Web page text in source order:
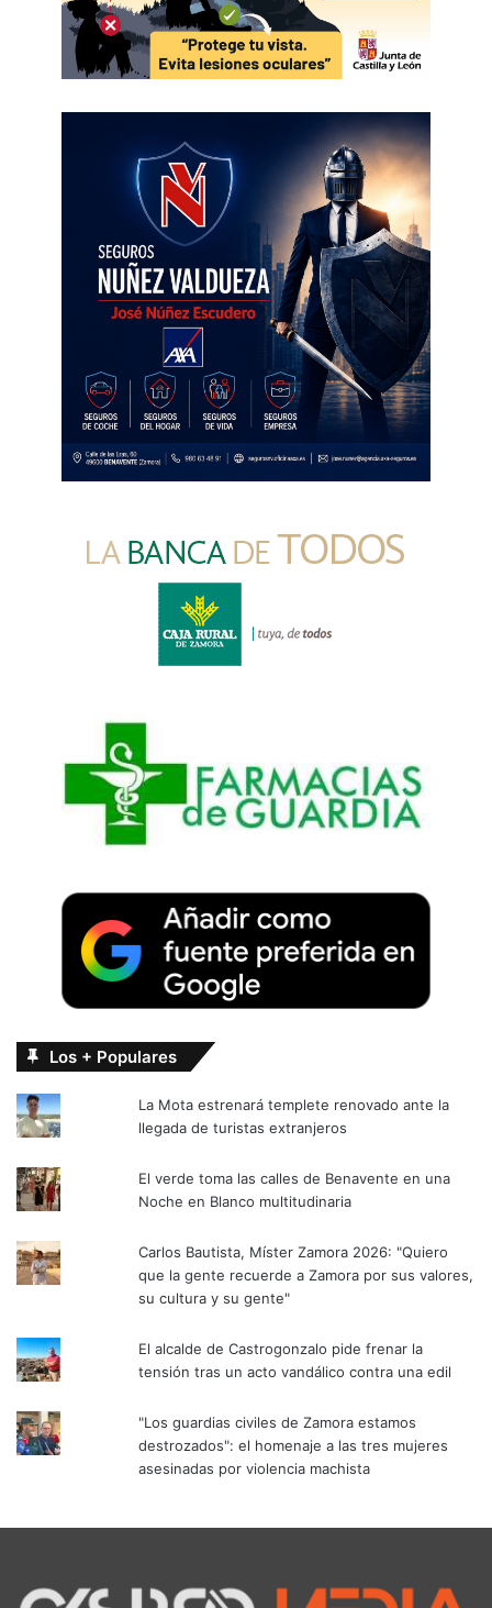
Los + Populares
La Mota estrenará templete renovado ante la
llegada de turistas extranjeros
El verde toma las calles de Benavente en una
Noche en Blanco multitudinaria
Carlos Bautista, Míster Zamora 2026: "Quiero
que la gente recuerde a Zamora por sus valores,
su cultura y su gente"
El alcalde de Castrogonzalo pide frenar la
tensión tras un acto vandálico contra una edil
"Los guardias civiles de Zamora estamos
destrozados": el homenaje a las tres mujeres
asesinadas por violencia machista